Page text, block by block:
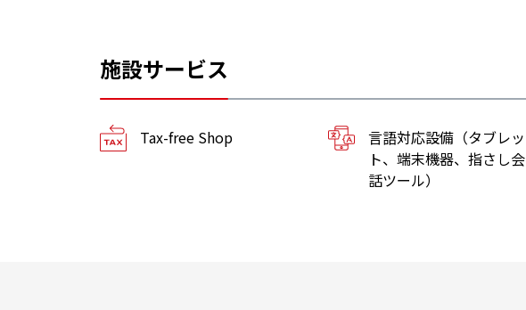
施設サービス
Tax-free Shop
言語対応設備（タブレッ
ト、端末機器、指さし会
話ツール）